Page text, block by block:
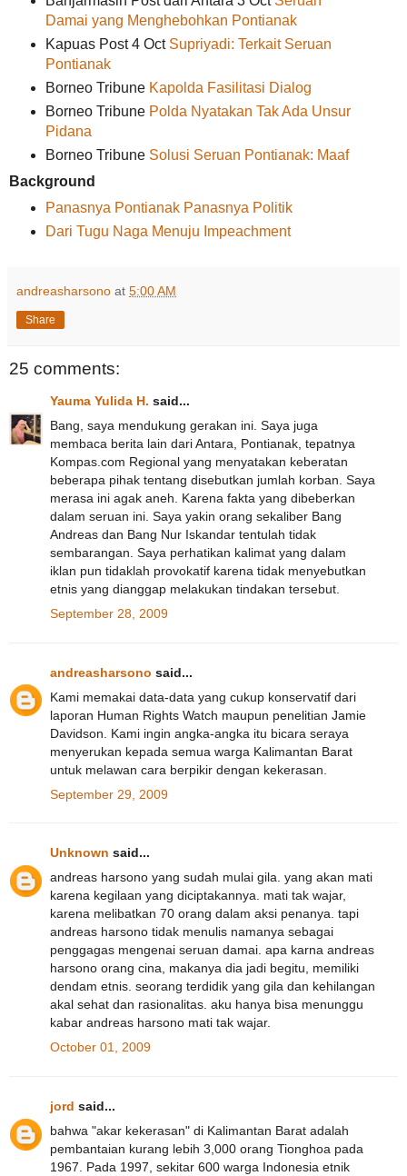
Damai yang Menghebohkan Pontianak
Kapuas Post 4 Oct Supriyadi: Terkait Seruan
Pontianak
Borneo Tribune Kapolda Fasilitasi Dialog
Borneo Tribune Polda Nyatakan Tak Ada Unsur
Pidana
Borneo Tribune Solusi Seruan Pontianak: Maaf
Background
Panasnya Pontianak Panasnya Politik
Dari Tugu Naga Menuju Impeachment
andreasharsono at 5:00 AM
Share
25 comments:
Yauma Yulida H. said...
Bang, saya mendukung gerakan ini. Saya juga
membaca berita lain dari Antara, Pontianak, tepatnya
Kompas.com Regional yang menyatakan keberatan
beberapa pihak tentang disebutkan jumlah korban. Saya
merasa ini agak aneh. Karena fakta yang dibeberkan
dalam seruan ini. Saya yakin orang sekaliber Bang
Andreas dan Bang Nur Iskandar tentulah tidak
sembarangan. Saya perhatikan kalimat yang dalam
iklan pun tidaklah provokatif karena tidak menyebutkan
etnis yang dianggap melakukan tindakan tersebut.
September 28, 2009
andreasharsono said...
Kami memakai data-data yang cukup konservatif dari
laporan Human Rights Watch maupun penelitian Jamie
Davidson. Kami ingin angka-angka itu bicara seraya
menyerukan kepada semua warga Kalimantan Barat
untuk melawan cara berpikir dengan kekerasan.
September 29, 2009
Unknown said...
andreas harsono yang sudah mulai gila. yang akan mati
karena kegilaan yang diciptakannya. mati tak wajar,
karena melibatkan 70 orang dalam aksi penanya. tapi
andreas harsono tidak menulis namanya sebagai
penggagas mengenai seruan damai. apa karna andreas
harsono orang cina, makanya dia jadi begitu, memiliki
dendam etnis. seorang terdidik yang gila dan kehilangan
akal sehat dan rasionalitas. aku hanya bisa menunggu
kabar andreas harsono mati tak wajar.
October 01, 2009
jord said...
bahwa "akar kekerasan" di Kalimantan Barat adalah
pembantaian kurang lebih 3,000 orang Tionghoa pada
1967. Pada 1997, sekitar 600 warga Indonesia etnik